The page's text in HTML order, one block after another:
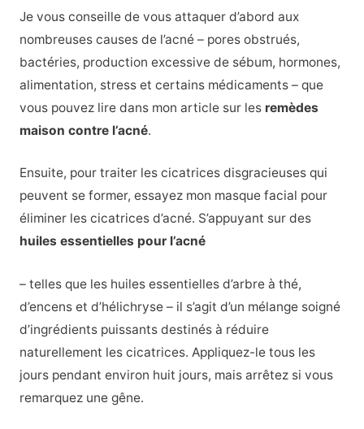
Je vous conseille de vous attaquer d’abord aux
nombreuses causes de l’acné – pores obstrués,
bactéries, production excessive de sébum, hormones,
alimentation, stress et certains médicaments – que
vous pouvez lire dans mon article sur les remèdes
maison contre l’acné.
Ensuite, pour traiter les cicatrices disgracieuses qui
peuvent se former, essayez mon masque facial pour
éliminer les cicatrices d’acné. S’appuyant sur des
huiles essentielles pour l’acné
– telles que les huiles essentielles d’arbre à thé,
d’encens et d’hélichryse – il s’agit d’un mélange soigné
d’ingrédients puissants destinés à réduire
naturellement les cicatrices. Appliquez-le tous les
jours pendant environ huit jours, mais arrêtez si vous
remarquez une gêne.